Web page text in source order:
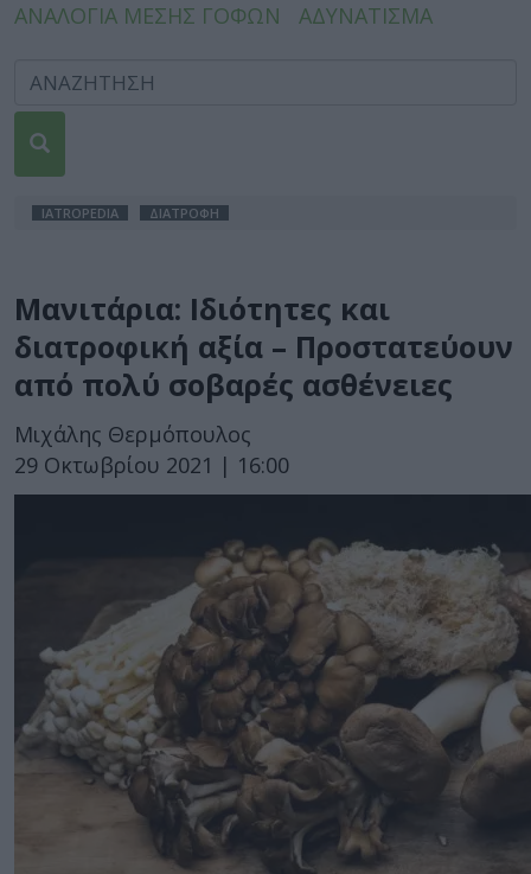
ΑΝΑΛΟΓΙΑ ΜΕΣΗΣ ΓΟΦΩΝ
ΑΔΥΝΑΤΙΣΜΑ
IATROPEDIA ΔΙΑΤΡΟΦΗ
Μανιτάρια: Ιδιότητες και
διατροφική αξία – Προστατεύουν
από πολύ σοβαρές ασθένειες
Μιχάλης Θερμόπουλος
29 Οκτωβρίου 2021 | 16:00